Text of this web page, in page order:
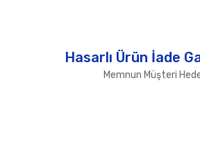
Hasarlı Ürün İade
Memnun Müşteri